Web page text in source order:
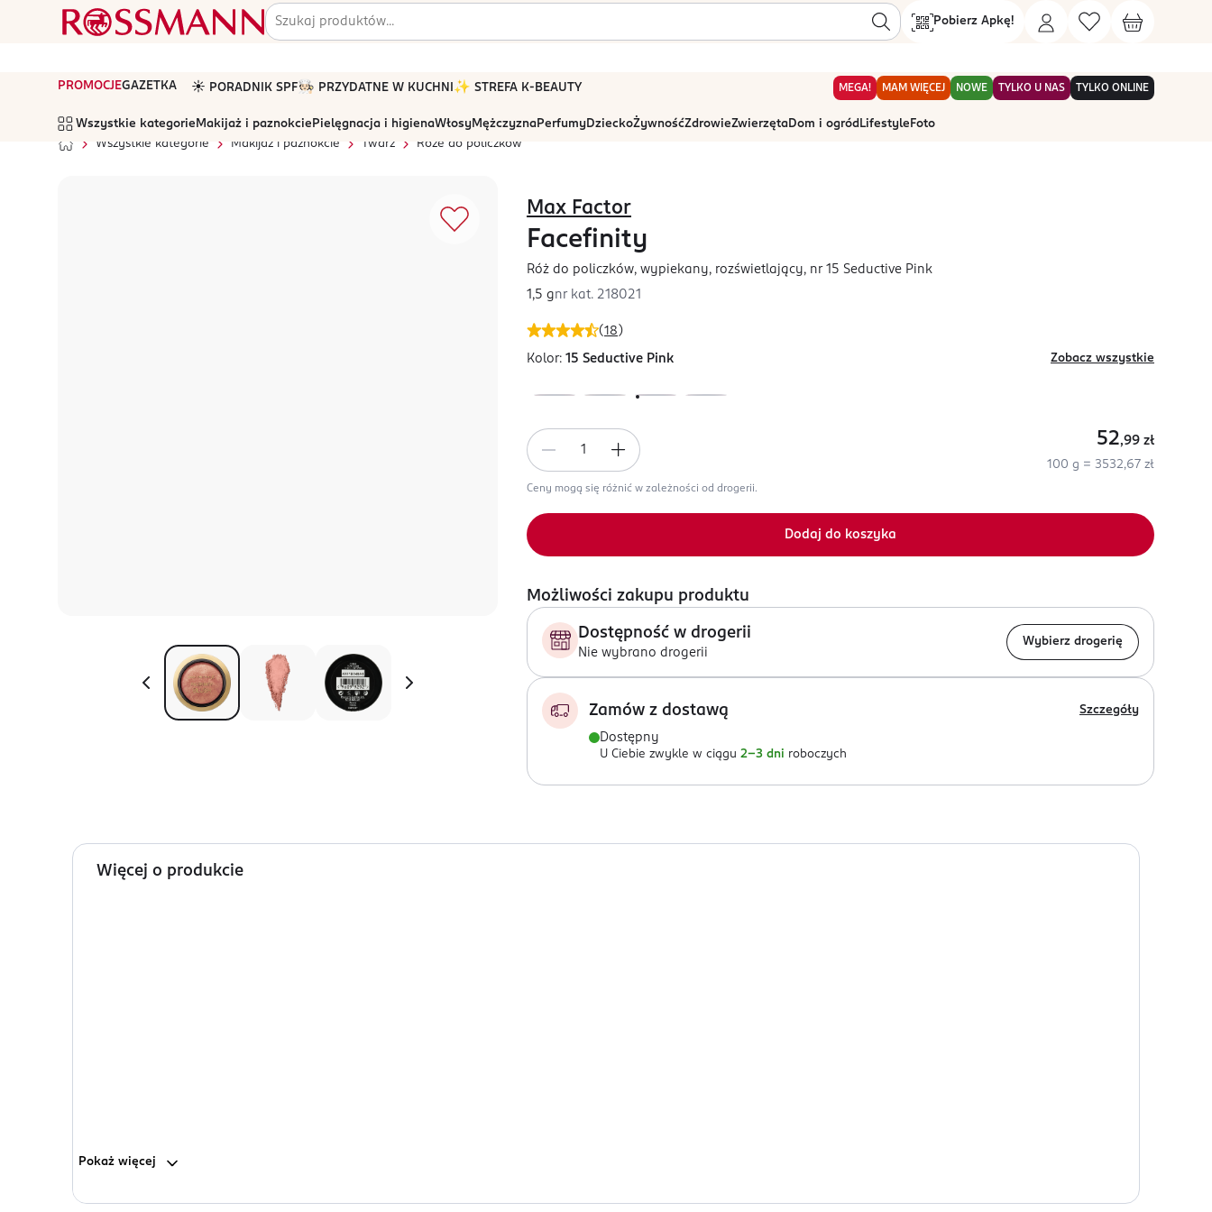
Pobierz Apkę!
PROMOCJEGAZETKA ☀️ PORADNIK SPF🧑🏻‍🍳 PRZYDATNE W KUCHNI ✨ STREFA K-BEAUTY MEGA! MAM WIĘCEJ NOWE TYLKO U NAS TYLKO ONLINE
Wszystkie kategorie Makijaż i paznokcie Pielęgnacja i higienaWłosyMężczyznaPerfumyDzieckoŻywnośćZdrowieZwierzętaDom i ogród Lifestyle Foto
Wszystkie kategorie
Makijaż i paznokcie Twarz Róże do policzków
(18 )
Max Factor
Facefinity
Róż do policzków, wypiekany, rozświetlający, nr 15 Seductive Pink
1,5 gnr kat. 218021
Kolor: 15 Seductive Pink Zobacz wszystkie
52,99 zł
100 g = 3532,67 zł
Ceny mogą się różnić w zależności od drogerii.
Dodaj do koszyka
Możliwości zakupu produktu
Dostępność w drogerii
Nie wybrano drogerii
Wybierz drogerię
Zamów z dostawą Szczegóły
Dostępny
U Ciebie zwykle w ciągu 2-3 dni roboczych
Więcej o produkcie
Pokaż więcej